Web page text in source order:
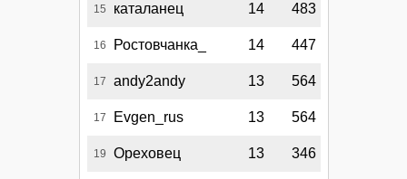
15 каталанец 14 483
16 Ростовчанка_ 14 447
17 andy2andy 13 564
17 Evgen_rus 13 564
19 Ореховец 13 346